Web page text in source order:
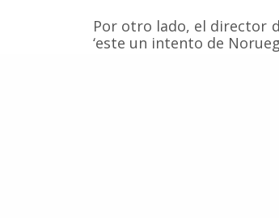
Por otro lado, el director
‘este un intento de